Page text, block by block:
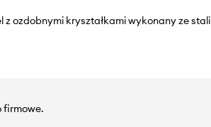
z ozdobnymi kryształkami wykonany ze stali
firmowe.